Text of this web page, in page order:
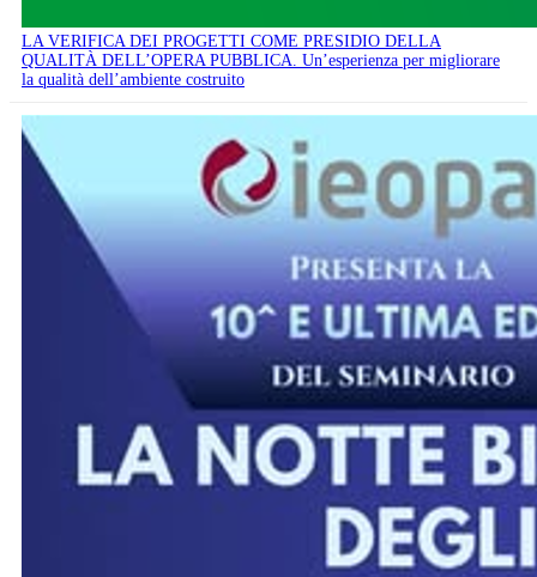
LA VERIFICA DEI PROGETTI COME PRESIDIO DELLA
QUALITÀ DELL’OPERA PUBBLICA. Un’esperienza per migliorare
la qualità dell’ambiente costruito